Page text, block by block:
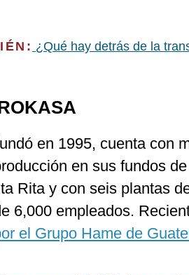
¿Qué hay detrás de la
en 1995, cuenta con
en sus fundos
Rita y con seis plantas
6,000 empleados.
el Grupo Hame de